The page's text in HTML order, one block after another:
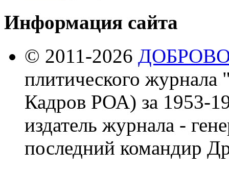
Информация сайта
© 2011-2026
плитического
Кадров РОА) за 1953-
издатель журнала -
последний командир